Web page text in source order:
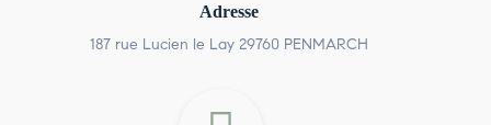
Adresse
187 rue Lucien le Lay 29760 PENMARCH